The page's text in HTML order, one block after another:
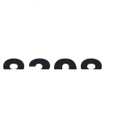
8398